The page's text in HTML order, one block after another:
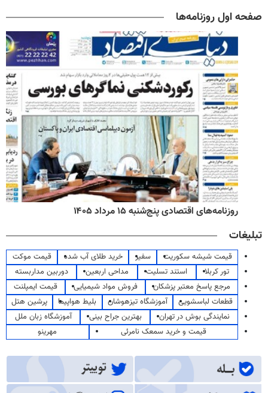
صفحه اول روزنامه‌ها
روزنامه‌های اقتصادی پنج‌شنبه ۱۵ مرداد ۱۴۰۵
تبلیغات
قیمت شیشه سکوریت سفیر خرید طلای آب شده
قیمت موکت
تور کربلا
استند تسلیت مداحی اربعین
دوربین مداربسته
مرجع پاسخ معتبر پزشکان
فروش مواد شیمیایی
قیمت ایمپلنت
قطعات لباسشویی
آموزشگاه تیزهوشان بلیط هواپیما
پرشین هتل
نمایندگی بوش در تهران
بهترین جراح بینی
آموزشگاه زبان ملل
قیمت و خرید سمعک نامرئی
مهرینو